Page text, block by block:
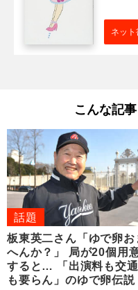
ネッ
こんな記
話題
板東英二さん「ゆで卵お
へんか？」 局が20個用
すると… 「出演料も交
も要らん」のゆで卵伝説